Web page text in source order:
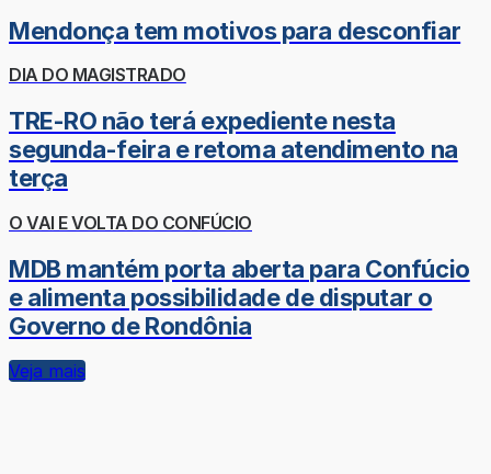
Mendonça tem motivos para desconfiar
DIA DO MAGISTRADO
TRE-RO não terá expediente nesta
segunda-feira e retoma atendimento na
terça
O VAI E VOLTA DO CONFÚCIO
MDB mantém porta aberta para Confúcio
e alimenta possibilidade de disputar o
Governo de Rondônia
Veja mais